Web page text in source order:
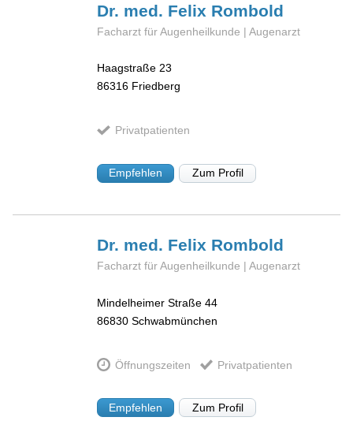
Dr. med. Felix Rombold
Facharzt für Augenheilkunde | Augenarzt
Haagstraße 23
86316 Friedberg
Privatpatienten
Empfehlen Zum Profil
Dr. med. Felix Rombold
Facharzt für Augenheilkunde | Augenarzt
Mindelheimer Straße 44
86830 Schwabmünchen
Öffnungszeiten Privatpatienten
Empfehlen Zum Profil